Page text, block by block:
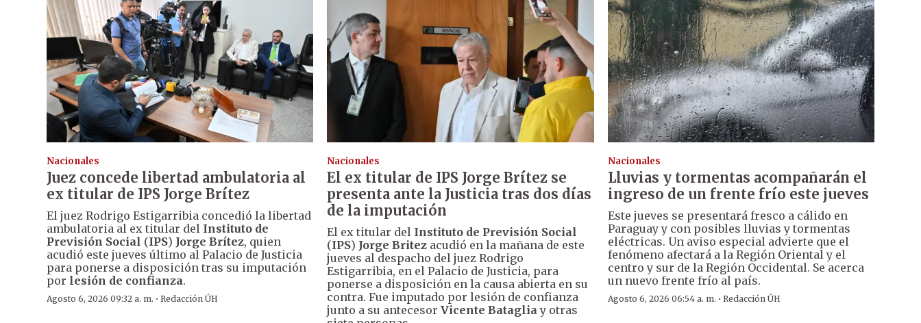
Nacionales
Juez concede libertad ambulatoria al
ex titular de IPS Jorge Brítez
El juez Rodrigo Estigarribia concedió la libertad
ambulatoria al ex titular del Instituto de
Previsión Social (IPS) Jorge Brítez, quien
acudió este jueves último al Palacio de Justicia
para ponerse a disposición tras su imputación
por lesión de confianza.
Agosto 6, 2026 09:32 a. m. · Redacción ÚH
Nacionales
El ex titular de IPS Jorge Brítez se
presenta ante la Justicia tras dos días
de la imputación
El ex titular del Instituto de Previsión Social
(IPS) Jorge Britez acudió en la mañana de este
jueves al despacho del juez Rodrigo
Estigarribia, en el Palacio de Justicia, para
ponerse a disposición en la causa abierta en su
contra. Fue imputado por lesión de confianza
junto a su antecesorVicente Batagliay otras
Nacionales
Lluvias y tormentas acompañarán el
ingreso de un frente frío este jueves
Este jueves se presentará fresco a cálido en
Paraguay y con posibles lluvias y tormentas
eléctricas. Un aviso especial advierte que el
fenómeno afectará a la Región Oriental y el
centro y sur de la Región Occidental. Se acerca
un nuevo frente frío al país.
Agosto 6, 2026 06:54 a. m. · Redacción ÚH